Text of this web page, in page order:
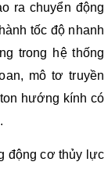
ra chuyển động
tốc độ nhanh
trong hệ thống
mô tơ truyền
hướng kính có
động cơ thủy lực